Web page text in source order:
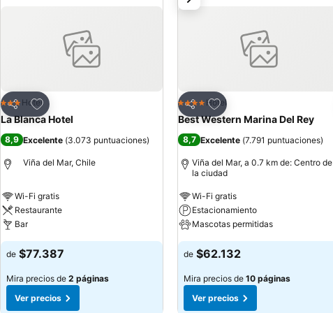
Compartir
Agregar a favoritos
3 Estrellas
Hotel
La Blanca Hotel
8,9 Excelente (3.073 puntuaciones)
Viña del Mar, Chile
Wi-Fi gratis
Restaurante
Bar
de $77.387
Mira precios de 2 páginas
Ver precios
Compartir
Agregar a favoritos
4 EstrellasHotel
Best Western Marina Del Rey
8,7 Excelente (7.791 puntuaciones)
Viña del Mar, a 0.7 km de: Centro de
la ciudad
Wi-Fi gratis
Estacionamiento
Mascotas permitidas
de $62.132
Mira precios de 10 páginas
Ver precios